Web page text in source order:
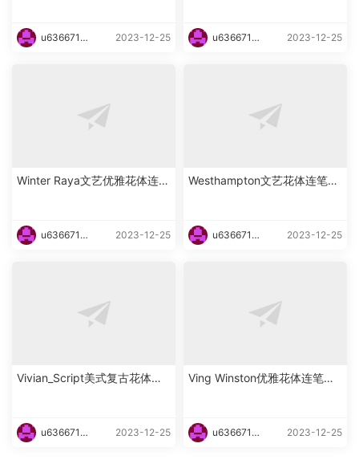
u6366719
2023-12-25
u6366719
2023-12-25
Winter Raya文艺优雅花体连笔
u6366719
2023-12-25
Westhampton文艺花体连笔英
u6366719
2023-12-25
Vivian_Script美式复古花体英
u6366719
2023-12-25
Ving Winston优雅花体连笔英
u6366719
2023-12-25